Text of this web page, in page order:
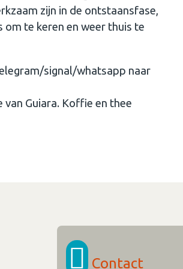
zijn in de ontstaansfase,
te keren en weer thuis te
signal/whatsapp naar
van Guiara. Koffie en thee
Contact